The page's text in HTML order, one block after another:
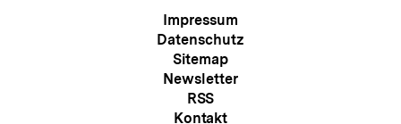
Meta-
Navigation
Impressum
Datenschutz
Sitemap
Newsletter
RSS
Kontakt